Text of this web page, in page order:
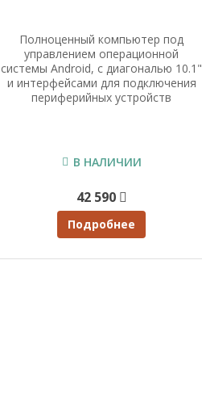
Полноценный компьютер под
управлением операционной
системы Android, с диагональю 10.1"
и интерфейсами для подключения
периферийных устройств
В НАЛИЧИИ
42 590
Подробнее